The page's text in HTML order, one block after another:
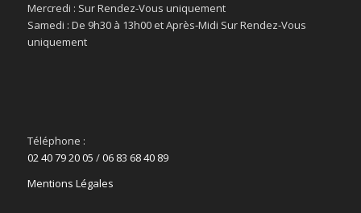
Mercredi : Sur Rendez-Vous uniquement
Samedi : De 9h30 à 13h00 et Après-Midi Sur Rendez-Vous
uniquement
Téléphone :
02 40 79 20 05 /06 83 68 40 89
Mentions Légales